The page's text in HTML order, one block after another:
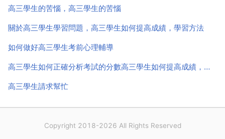
一些，當高考結束塵埃落定之後，你們還是老同學，還
是好朋友，一切...
高三學生的苦惱，高三學生的苦惱
關於高三學生學習問題，高三學生如何提高成績，學習方法
如何做好高三學生考前心理輔導
高三學生如何正確分析考試的分數高三學生如何提高成績，學習方法
高三學生請求幫忙
Copyright 2018-2026 All Rights Reserved